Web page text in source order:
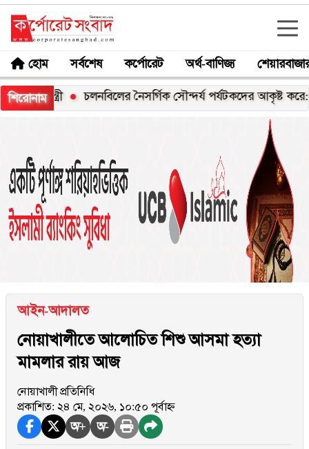
হোম সর্বশেষ কর্পোরেট অর্থ-বাণিজ্য
শিরোনামচলনবিলের নৈসর্গিক সৌন্দর্য পর্যটকদের আকৃষ্ট করে:
আইন-আদালত
নোয়াখালীতে আলোচিত শিশু আসমা হত্যা
মামলার রায় আজ
নোয়াখালী প্রতিনিধি
প্রকাশিত: ২৪ মে, ২০২৬, ১০:৫০ পূর্বাহ্ন
অ+ অ-